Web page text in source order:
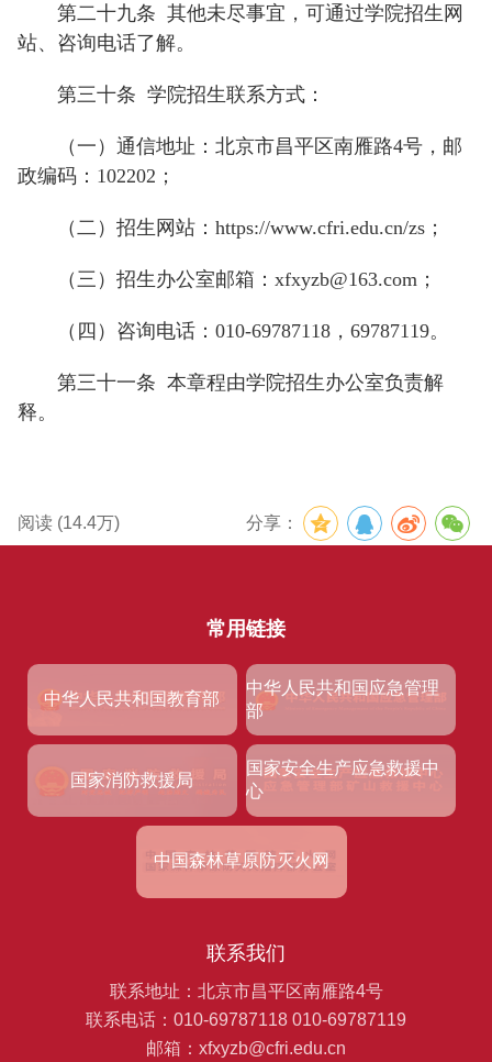
第二十九条 其他未尽事宜，可通过学院招生网
站、咨询电话了解。
第三十条 学院招生联系方式：
（一）通信地址：北京市昌平区南雁路4号，邮
政编码：102202；
（二）招生网站：https://www.cfri.edu.cn/zs；
（三）招生办公室邮箱： xfxyzb@163.com；
（四）咨询电话：010-69787118，69787119。
第三十一条 本章程由学院招生办公室负责解
释。
阅读 (14.4万) 分享：
常用链接
中华人民共和国教育部
中华人民共和国应急管理
部
国家消防救援局
国家安全生产应急救援中
心
中国森林草原防灭火网
联系我们
联系地址：北京市昌平区南雁路4号
联系电话：010-69787118 010-69787119
邮箱：xfxyzb@cfri.edu.cn